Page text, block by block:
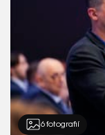
6 fotografií